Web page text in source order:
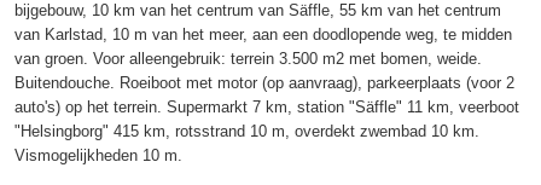
bijgebouw, 10 km van het centrum van Säffle, 55 km van het centrum
van Karlstad, 10 m van het meer, aan een doodlopende weg, te midden
van groen. Voor alleengebruik: terrein 3.500 m2 met bomen, weide.
Buitendouche. Roeiboot met motor (op aanvraag), parkeerplaats (voor 2
auto's) op het terrein. Supermarkt 7 km, station "Säffle" 11 km, veerboot
"Helsingborg" 415 km, rotsstrand 10 m, overdekt zwembad 10 km.
Vismogelijkheden 10 m.